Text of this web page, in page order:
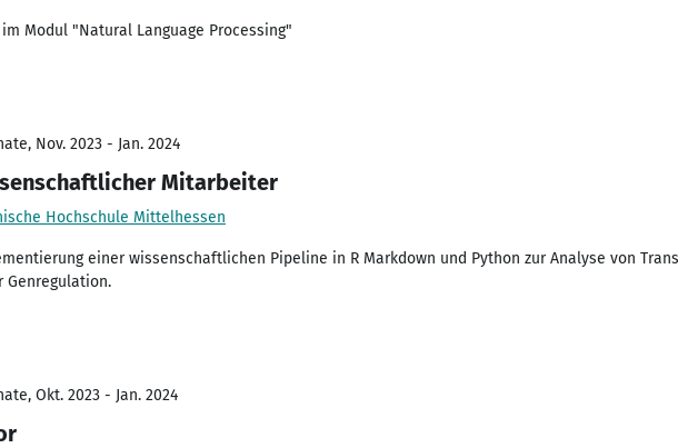
Modul "Natural Language Processing"
Nov. 2023 - Jan. 2024
Mitarbeiter
Hochschule Mittelhessen
einer wissenschaftlichen Pipeline in R Markdown und Python zur Analyse von
Genregulation.
Okt. 2023 - Jan. 2024